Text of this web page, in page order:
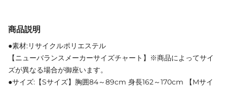
商品説明
●素材:リサイクルポリエステル
【ニューバランスメーカーサイズチャート】※商品によってサイ
ズが異なる場合が御座います。
●サイズ:【Sサイズ】胸囲84～89cm 身長162～170cm 【Mサイ